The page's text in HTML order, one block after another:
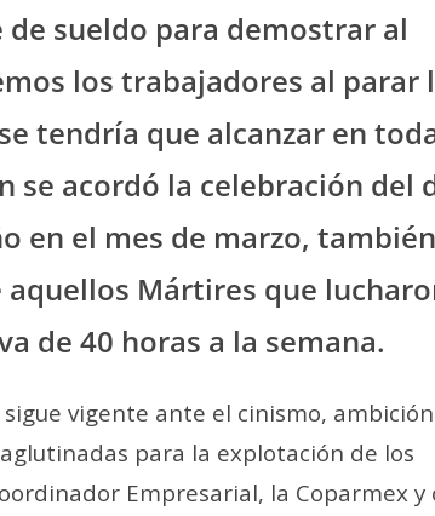
sueldo para demostrar al
los trabajadores al parar
tendría que alcanzar en
se acordó la celebración del
en el mes de marzo,
Mártires que
de 40 horas a la semana.
vigente ante el cinismo,
para la explotación de los
Empresarial, la Coparmex y